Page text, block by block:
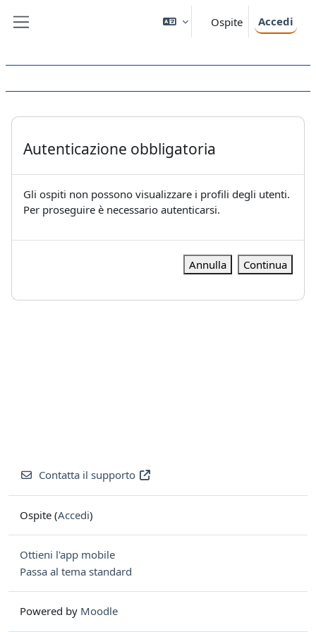
Ospite Accedi
Autenticazione obbligatoria
Gli ospiti non possono visualizzare i profili degli utenti.
Per proseguire è necessario autenticarsi.
Annulla Continua
Contatta il supporto
Ospite (Accedi)
Ottieni l'app mobile
Passa al tema standard
Powered by Moodle